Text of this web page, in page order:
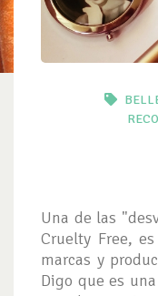
Una de las
Cruelty Free,
marcas y
Digo que es